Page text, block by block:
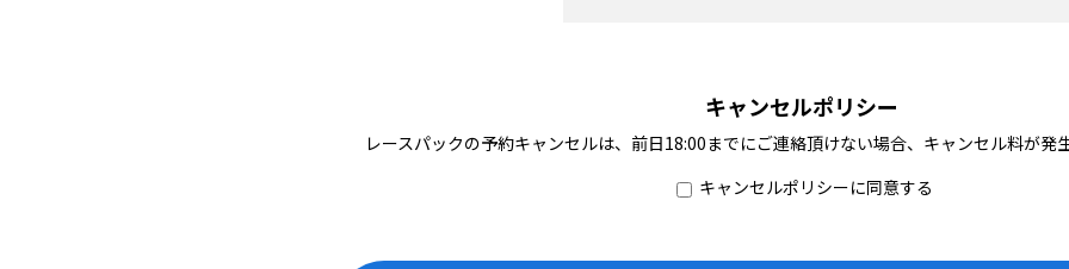
キャンセルポリシー
レースパックの予約キャンセルは、前日18:00までにご連絡頂けない場合、キャンセル料が発
キャンセルポリシーに同意する